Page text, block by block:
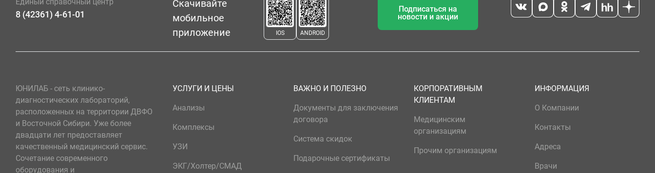
8 (42361) 4-61-01
Скачивайте
мобильное
приложение
IOS ANDROID
Подписаться на
новости и акции
ЮНИЛАБ - сеть клинико-
диагностических лабораторий,
расположенных на территории ДВФО
и Восточной Сибири. Уже более
двадцати лет предоставляет
качественный медицинский сервис.
Сочетание современного
оборудования и
УСЛУГИ И ЦЕНЫ
Анализы
Комплексы
УЗИ
ЭКГ/Холтер/СМАД
ВАЖНО И ПОЛЕЗНО
Документы для заключения
договора
Система скидок
Подарочные сертификаты
КОРПОРАТИВНЫМ
КЛИЕНТАМ
Медицинским
организациям
Прочим организациям
ИНФОРМАЦИЯ
О Компании
Контакты
Адреса
Врачи